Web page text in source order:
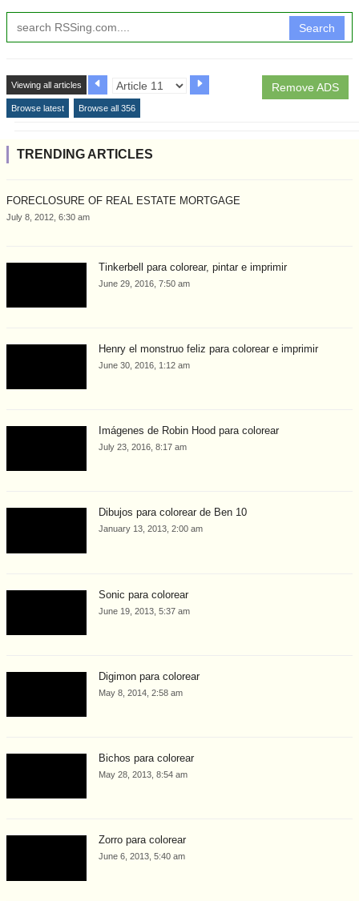
Search
Remove ADS
Viewing all articles
Browse latest Browse all 356
TRENDING ARTICLES
FORECLOSURE OF REAL ESTATE MORTGAGE
July 8, 2012, 6:30 am
Tinkerbell para colorear, pintar e imprimir
June 29, 2016, 7:50 am
Henry el monstruo feliz para colorear e imprimir
June 30, 2016, 1:12 am
Imágenes de Robin Hood para colorear
July 23, 2016, 8:17 am
Dibujos para colorear de Ben 10
January 13, 2013, 2:00 am
Sonic para colorear
June 19, 2013, 5:37 am
Digimon para colorear
May 8, 2014, 2:58 am
Bichos para colorear
May 28, 2013, 8:54 am
Zorro para colorear
June 6, 2013, 5:40 am